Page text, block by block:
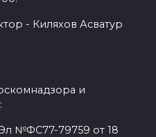
- Киляхов Асватур
и
№ФС77-79759 от 18